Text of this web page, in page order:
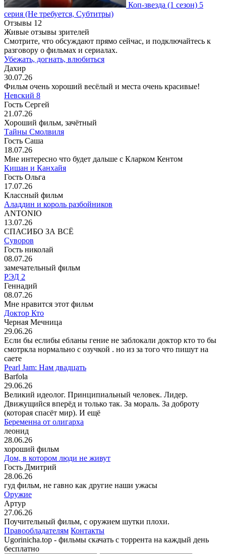
Коп-звезда (1 сезон) 5
серия (Не требуется, Субтитры)
Отзывы 12
Живые отзывы зрителей
Смотрите, что обсуждают прямо сейчас, и подключайтесь к
разговору о фильмах и сериалах.
Убежать, догнать, влюбиться
Дахир
30.07.26
Фильм очень хороший весёлый и места очень красивые!
Невский 8
Гость Сергей
21.07.26
Хороший фильм, зачётный
Тайны Смолвиля
Гость Саша
18.07.26
Мне интересно что будет дальше с Кларком Кентом
Кишан и Канхайя
Гость Ольга
17.07.26
Классный фильм
Аладдин и король разбойников
ANTONIO
13.07.26
СПАСИБО ЗА ВСЁ
Суворов
Гость николай
08.07.26
замечательный фильм
РЭД 2
Геннадий
08.07.26
Мне нравится этот фильм
Доктор Кто
Черная Мечница
29.06.26
Если бы еслибы ебланы гение не заблокали доктор кто то бы
смотркла нормально с озучкой . но из за того что пишут на
саете
Pearl Jam: Нам двадцать
Barfola
29.06.26
Великий идеолог. Принципиальный человек. Лидер.
Движущийся вперёд и только так. За мораль. За доброту
(которая спасёт мир). И ещё
Беременна от олигарха
леонид
28.06.26
хороший фильм
Дом, в котором люди не живут
Гость Дмитрий
28.06.26
гуд фильм, не гавно как другие наши ужасы
Оружие
Артур
27.06.26
Поучительный фильм, с оружием шутки плохи.
Правообладателям Контакты
Ugorinicha.top - фильмы скачать с торрента на каждый день
бесплатно